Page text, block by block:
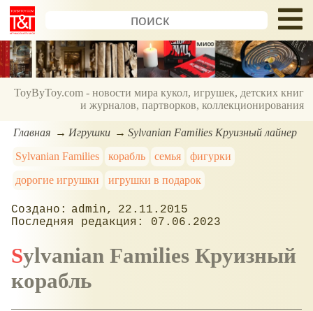
ToyByToy.com - новости мира кукол, игрушек, детских книг
и журналов, партворков, коллекционирования
Главная Игрушки
Sylvanian Families Круизный лайнер
Sylvanian Families
корабль семья
фигурки
дорогие игрушки
игрушки в подарок
admin
22.11.2015
07.06.2023
Sylvanian Families Круизный
корабль